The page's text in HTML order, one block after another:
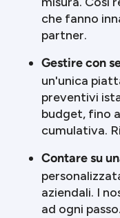
che fanno
partner.
Gestire con
un'unica
preventivi
budget, fino
cumulativa.
Contare su
aziendali. I
ad ogni passo.